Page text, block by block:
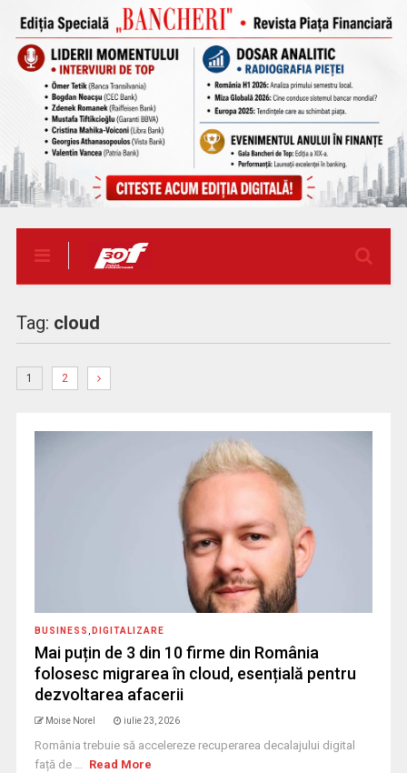
Tag: cloud
1 2
BUSINESS DIGITALIZARE
Mai puțin de 3 din 10 firme din România
folosesc migrarea în cloud, esențială pentru
dezvoltarea afacerii
Moise Norel iulie 23, 2026
România trebuie să accelereze recuperarea decalajului digital
față de ... Read More